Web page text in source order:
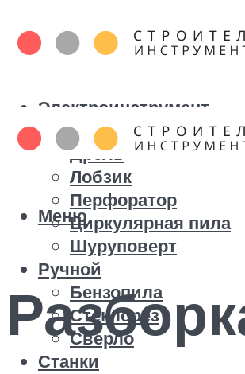
Электроинструмент
Болгарка
Дрель
Лобзик
Перфоратор
Циркулярная пила
Шуруповерт
Ручной
Бензопила
Стеклорез
Сверло
Станки
Меню